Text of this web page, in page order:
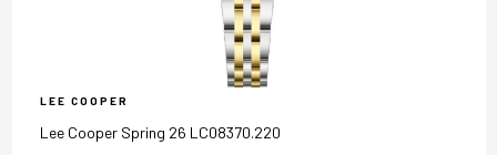
LEE COOPER
Lee Cooper Spring 26 LC08370.220